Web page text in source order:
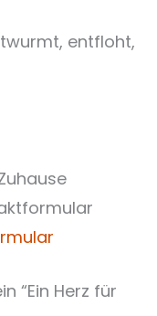
entfloht,
“Ein Herz für